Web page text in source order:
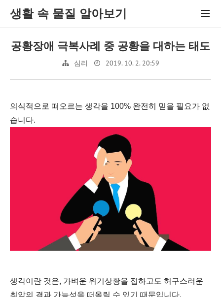
생활 속 물질 알아보기
공황장애 극복사례 중 공황을 대하는 태도
심리 2019. 10. 2. 20:59
의식적으로 떠오르는 생각을 100% 완전히 믿을 필요가 없
습니다.
생각이란 것은, 가벼운 위기상황을 접하고도 허구스러운
최악의 결과 가능성을 떠올릴 수 있기 때문입니다.